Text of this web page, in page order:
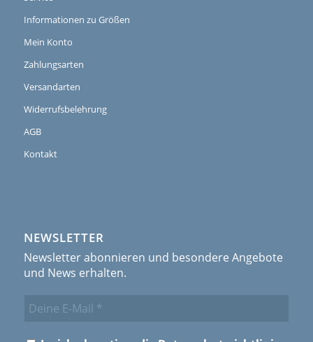
Informationen zu Größen
Mein Konto
Zahlungsarten
Versandarten
Widerrufsbelehrung
AGB
Kontakt
NEWSLETTER
Newsletter abonnieren und besondere Angebote
und News erhalten.